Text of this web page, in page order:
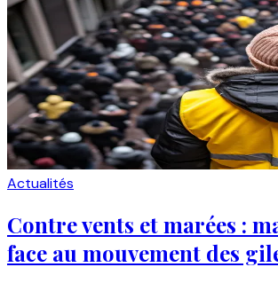
Actualités
Contre vents et marées :
face au mouvement des